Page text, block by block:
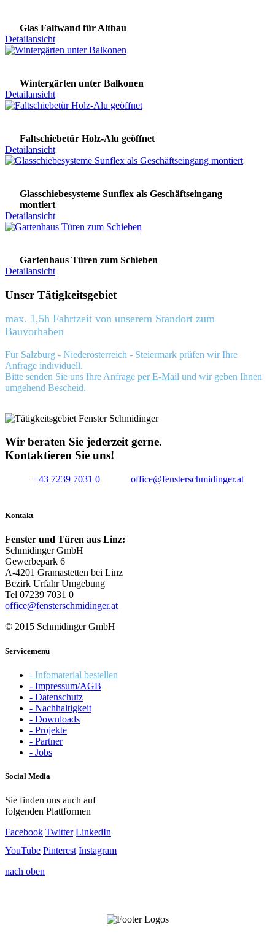
Glas Faltwand für Altbau
Detailansicht
Wintergärten unter Balkonen
Detailansicht
Faltschiebetür Holz-Alu geöffnet
Detailansicht
Glasschiebesysteme Sunflex als Geschäftseingang
montiert
Detailansicht
Gartenhaus Türen zum Schieben
Detailansicht
Unser Tätigkeitsgebiet
max. 1,5h Fahrtzeit von unserem Standort zum
Bauvorhaben
Für Salzburg - Niederösterreich - Steiermark prüfen wir Ihre
Anfrage individuell.
Bitte senden Sie uns Ihre Anfrage per E-Mail und wir geben Ihnen
umgehend Bescheid.
Wir beraten Sie jederzeit gerne.
Kontaktieren Sie uns!
+43 7239 7031 0 office@fensterschmidinger.at
Kontakt
Fenster und Türen aus Linz:
Schmidinger GmbH
Gewerbepark 6
A-4201 Gramastetten bei Linz
Bezirk Urfahr Umgebung
Tel 07239 7031 0
office@fensterschmidinger.at
© 2015 Schmidinger GmbH
Servicemenü
- Infomaterial bestellen
- Impressum/AGB
- Datenschutz
- Nachhaltigkeit
- Downloads
- Projekte
- Partner
- Jobs
Social Media
Sie finden uns auch auf
folgenden Plattformen
Facebook Twitter LinkedIn
YouTube Pinterest Instagram
nach oben